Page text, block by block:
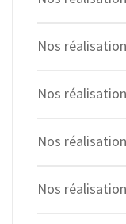
Nos
Nos
Nos
Nos